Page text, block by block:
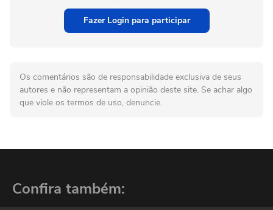
Fazer Login para participar
Os comentários são de responsabilidade exclusiva de seus
autores e não representam a opinião deste site. Se achar algo
que viole os termos de uso, denuncie.
Confira também: